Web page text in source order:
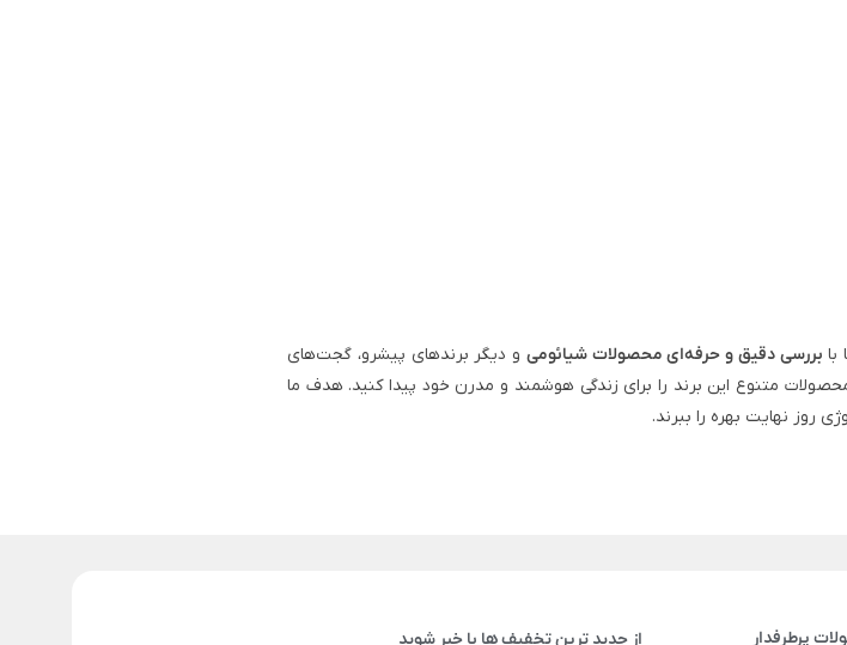
بررسی دقیق و حرفه‌ای محصولات شیائومی و دیگر برندهای پیشرو، گجت‌های
متنوع این برند را برای زندگی هوشمند و مدرن خود پیدا کنید. هدف ما
روز نهایت بهره را ببرند.
پرطرفدار از جدید ترین تخفیف ها با خبر شوید